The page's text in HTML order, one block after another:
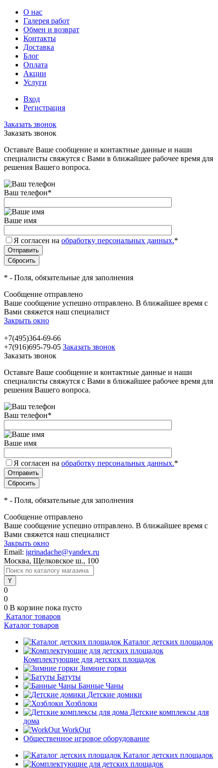
О нас
Галерея работ
Обмен и возврат
Контакты
Доставка
Блог
Оплата
Акции
Услуги
Вход
Регистрация
Заказать звонок
Заказать звонок
Оставьте Ваше сообщение и контактные данные и наши
специалисты свяжутся с Вами в ближайшее рабочее время для
решения Вашего вопроса.
Ваш телефон*
Ваше имя
Я согласен на обработку персональных данных.*
* - Поля, обязательные для заполнения
Сообщение отправлено
Ваше сообщение успешно отправлено. В ближайшее время с
Вами свяжется наш специалист
Закрыть окно
+7(495)364-69-66
+7(916)695-79-05 Заказать звонок
Заказать звонок
Оставьте Ваше сообщение и контактные данные и наши
специалисты свяжутся с Вами в ближайшее рабочее время для
решения Вашего вопроса.
Ваш телефон*
Ваше имя
Я согласен на обработку персональных данных.*
* - Поля, обязательные для заполнения
Сообщение отправлено
Ваше сообщение успешно отправлено. В ближайшее время с
Вами свяжется наш специалист
Закрыть окно
Email: igrinadache@yandex.ru
Москва, Щелковское ш., 100
0
0
0 В корзине пока пусто
Каталог товаров
Каталог товаров
Каталог детских площадок
Комплектующие для детских площадок
Зимние горки
Батуты
Банные Чаны
Детские домики
Хозблоки
Детские комплексы для
дома
WorkOut
Общественное игровое оборудование
Каталог детских площадок